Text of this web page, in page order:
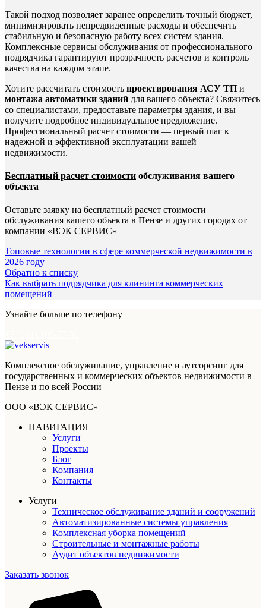
Такой подход позволяет заранее определить точный бюджет,
минимизировать непредвиденные расходы и обеспечить
стабильную и безопасную работу всех систем здания.
Комплексные сервисы обслуживания от профессионального
подрядчика гарантируют прозрачность расчетов и контроль
качества на каждом этапе.
Хотите рассчитать стоимость проектирования АСУ ТП и
монтажа автоматики зданий для вашего объекта? Свяжитесь
со специалистами, предоставьте параметры здания, и вы
получите подробное индивидуальное предложение.
Профессиональный расчет стоимости — первый шаг к
надежной и эффективной эксплуатации вашей
недвижимости.
Бесплатный расчет стоимости обслуживания вашего
объекта
Оставьте заявку на бесплатный расчет стоимости
обслуживания вашего объекта в Пензе и других городах от
компании «ВЭК СЕРВИС»
Топовые технологии в сфере коммерческой недвижимости в
2026 году
Обратно к списку
Как выбрать подрядчика для клининга коммерческих
помещений
Узнайте больше по телефону
Комплексное обслуживание, управление и аутсорсинг для
государственных и коммерческих объектов недвижимости в
Пензе и по всей России
ООО «ВЭК СЕРВИС»
НАВИГАЦИЯ
Услуги
Проекты
Блог
Компания
Контакты
Услуги
Техническое обслуживание зданий и сооружений
Автоматизированные системы управления
Комплексная уборка помещений
Строительные и монтажные работы
Аудит объектов недвижимости
Заказать звонок